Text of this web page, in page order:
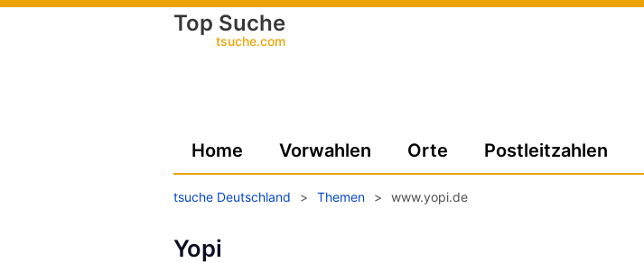
Top Suche
tsuche.com
Home Vorwahlen Orte Postleitzahlen
tsuche Deutschland > Themen > www.yopi.de
Yopi